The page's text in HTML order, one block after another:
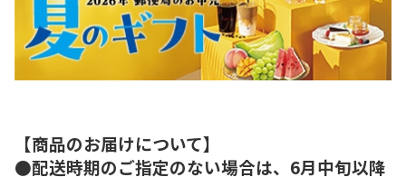
【商品のお届けについて】
●配送時期のご指定のない場合は、6月中旬以降